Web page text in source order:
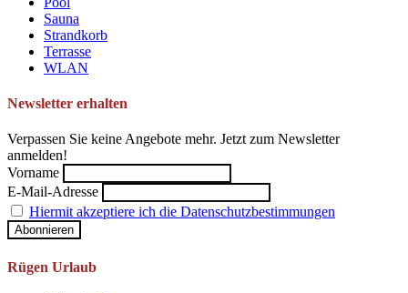
Sauna
Strandkorb
Terrasse
WLAN
Newsletter erhalten
Verpassen Sie keine Angebote mehr. Jetzt zum Newsletter
anmelden!
Vorname
E-Mail-Adresse
Hiermit akzeptiere ich die Datenschutzbestimmungen
Rügen Urlaub